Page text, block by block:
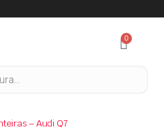
0
– Audi Q7